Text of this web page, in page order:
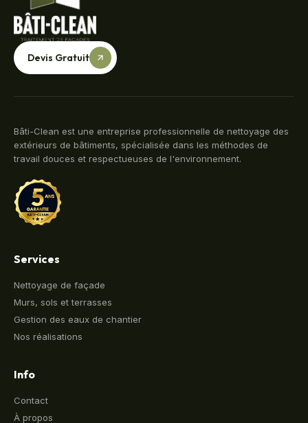
Devis Gratuit
Bâti-Clean est une entreprise professionnelle de nettoyage des
extérieurs de bâtiments, spécialisée dans les méthodes de
travail douces et respectueuses de l'environnement.
Services
Nettoyage de façade
Murs, sols et terrasses
Gestion des eaux de chantier
Nos réalisations
Info
Contact
À propos